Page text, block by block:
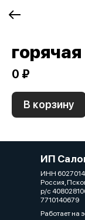
0 ₽
В корзину
ИП
ИНН
Россия,
р/с
7710140679
Работает на